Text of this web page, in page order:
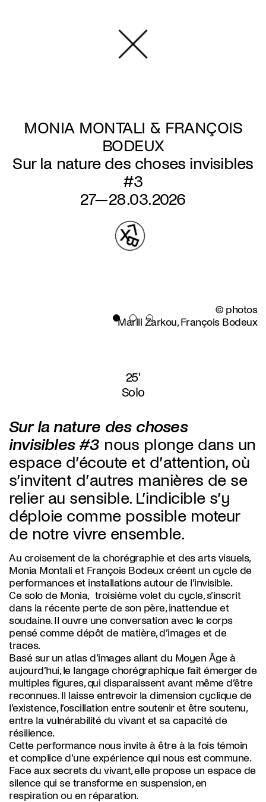
MONIA MONTALI & FRANÇOIS
BODEUX
Sur la nature des choses invisibles
#3
27—28.03.2026
© photos
Marili Zarkou, François Bodeux
25'
Solo
Sur la nature des choses
invisibles #3 nous plonge dans un
espace d’écoute et d’attention, où
s’invitent d’autres manières de se
relier au sensible. L’indicible s’y
déploie comme possible moteur
de notre vivre ensemble.
Au croisement de la chorégraphie et des arts visuels,
Monia Montali et François Bodeux créent un cycle de
performances et installations autour de l’invisible.
Ce solo de Monia, troisième volet du cycle, s’inscrit
dans la récente perte de son père, inattendue et
soudaine. Il ouvre une conversation avec le corps
pensé comme dépôt de matière, d’images et de
traces.
Basé sur un atlas d’images allant du Moyen Âge à
aujourd’hui, le langage chorégraphique fait émerger de
multiples figures, qui disparaissent avant même d’être
reconnues. Il laisse entrevoir la dimension cyclique de
l’existence, l’oscillation entre soutenir et être soutenu,
entre la vulnérabilité du vivant et sa capacité de
résilience.
Cette performance nous invite à être à la fois témoin
et complice d’une expérience qui nous est commune.
Face aux secrets du vivant, elle propose un espace de
silence qui se transforme en suspension, en
respiration ou en réparation.